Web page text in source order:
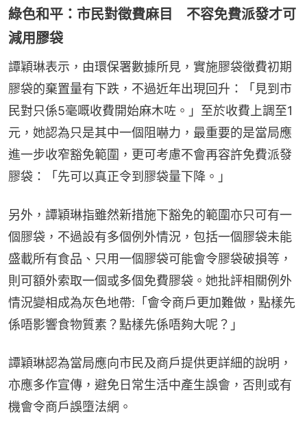
綠色和平：市民對徵費麻目 不容免費派發才可
減用膠袋
譚穎琳表示，由環保署數據所見，實施膠袋徵費初期
膠袋的棄置量有下跌，不過近年出現回升：「見到市
民對只係5毫嘅收費開始麻木咗。」至於收費上調至1
元，她認為只是其中一個阻嚇力，最重要的是當局應
進一步收窄豁免範圍，更可考慮不會再容許免費派發
膠袋：「先可以真正令到膠袋量下降。」
另外，譚穎琳指雖然新措施下豁免的範圍亦只可有一
個膠袋，不過設有多個例外情況，包括一個膠袋未能
盛載所有食品、只用一個膠袋可能會令膠袋破損等，
則可額外索取一個或多個免費膠袋。她批評相關例外
情況變相成為灰色地帶:「會令商戶更加難做，點樣先
係唔影響食物質素？點樣先係唔夠大呢？」
譚穎琳認為當局應向市民及商戶提供更詳細的說明，
亦應多作宣傳，避免日常生活中產生誤會，否則或有
機會令商戶誤墮法網。